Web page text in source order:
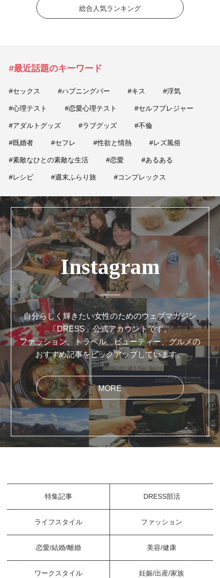
総合人気ランキング
#最近話題のキーワード
#セックス #ハプニングバー #キス #浮気
#心理テスト #恋愛心理テスト #セルフプレジャー
#アダルトグッズ #ラブグッズ #不倫
#既婚者 #セフレ #性欲と情熱 #レズ風俗
#素敵なひとの素敵な生活 #恋愛 #あるある
#レシピ #週末ふらり旅 #コンプレックス
Instagram
自分らしく輝きたい女性のためのウェブマガジン
「DRESS」公式アカウントです。
ファッション、トラベル、ビューティー、グルメの
おすすめ記事をピックアップしています。
MORE
特集記事 DRESS部活
ライフスタイル ファッション
恋愛/結婚/離婚 美容/健康
ワークスタイル 妊娠/出産/家族